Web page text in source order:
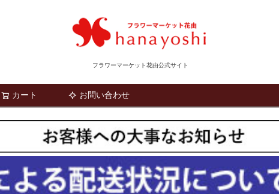
フラワーマーケット花由公式サイト
カート お問い合わせ